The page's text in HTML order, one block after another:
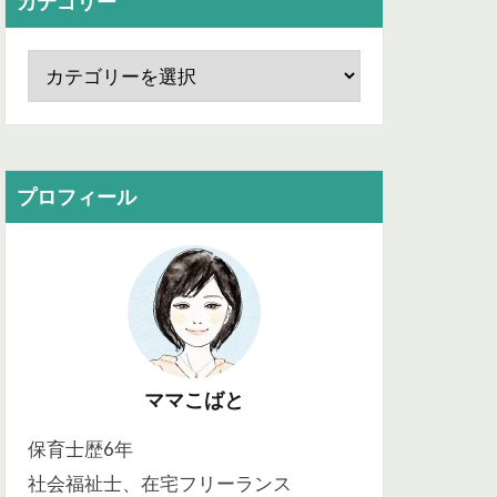
プロフィール
ママこばと
保育士歴6年
社会福祉士、在宅フリーランス